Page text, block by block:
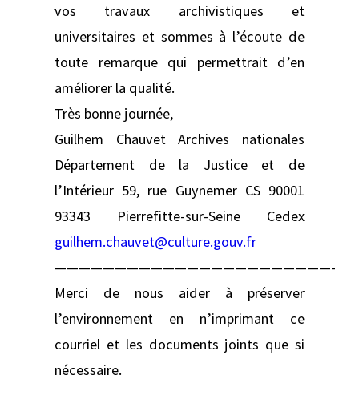
vos travaux archivistiques et
universitaires et sommes à l’écoute de
toute remarque qui permettrait d’en
améliorer la qualité.
Très bonne journée,
Guilhem Chauvet Archives nationales
Département de la Justice et de
l’Intérieur 59, rue Guynemer CS 90001
93343 Pierrefitte-sur-Seine Cedex
guilhem.chauvet@culture.gouv.fr
———————————————————————-
Merci de nous aider à préserver
l’environnement en n’imprimant ce
courriel et les documents joints que si
nécessaire.